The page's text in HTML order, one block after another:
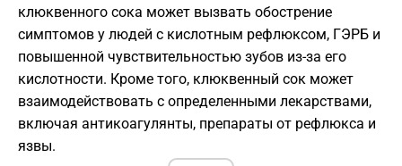
клюквенного сока может вызвать обострение
симптомов у людей с кислотным рефлюксом, ГЭРБ и
повышенной чувствительностью зубов из-за его
кислотности. Кроме того, клюквенный сок может
взаимодействовать с определенными лекарствами,
включая антикоагулянты, препараты от рефлюкса и
язвы.